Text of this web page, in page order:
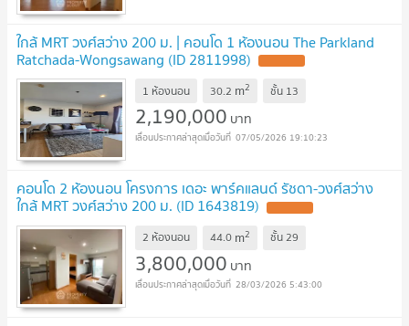
ใกล้ MRT วงศ์สว่าง 200 ม. | คอนโด 1 ห้องนอน The Parkland
Ratchada-Wongsawang (ID 2811998)
1 ห้องนอน 30.2 m2 ชั้น 13
2,190,000 บาท
07/05/2026 19:10:23
คอนโด 2 ห้องนอน โครงการ เดอะ พาร์คแลนด์ รัชดา-วงศ์สว่าง
ใกล้ MRT วงศ์สว่าง 200 ม. (ID 1643819)
2 ห้องนอน 44.0 m2 ชั้น29
3,800,000 บาท
28/03/2026 5:43:00